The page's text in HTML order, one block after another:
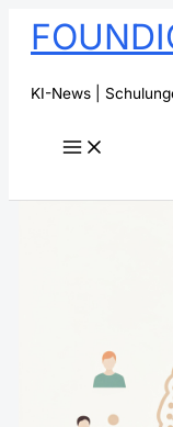
Zum
Inhalt
KI-News |